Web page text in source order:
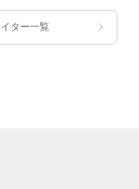
をぎゅっと詰めてお届け
楽しめる投稿をお楽しみ
ター一覧